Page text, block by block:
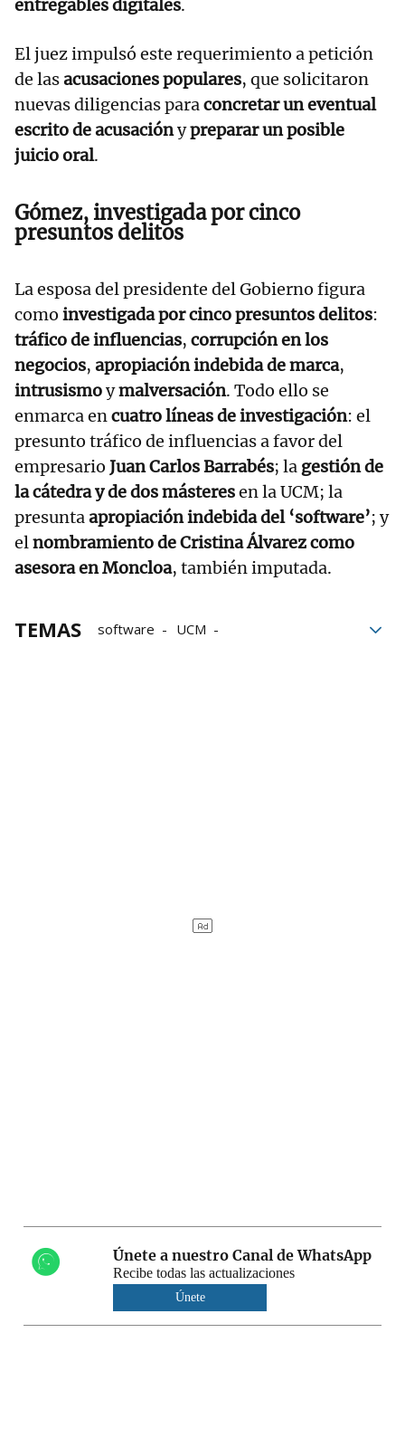
entregables digitales.
El juez impulsó este requerimiento a petición
de lasacusaciones populares, que solicitaron
nuevas diligencias paraconcretar un eventual
escrito de acusaciónypreparar un posible
juicio oral.
Gómez, investigada por cinco
presuntos delitos
La esposa del presidente del Gobierno figura
como investigada por cinco presuntos delitos:
tráfico de influencias, corrupción en los
negocios, apropiación indebida de marca,
intrusismoymalversación. Todo ello se
enmarca encuatro líneas de investigación: el
presunto tráfico de influencias a favor del
empresario Juan Carlos Barrabés; la gestión de
la cátedra y de dos másteresen la UCM; la
presuntaapropiación indebida del ‘software’; y
elnombramiento de Cristina Álvarez como
asesora en Moncloa, también imputada.
TEMAS software
UCM
Únete a nuestro Canal de WhatsApp
Recibe todas las actualizaciones
Únete